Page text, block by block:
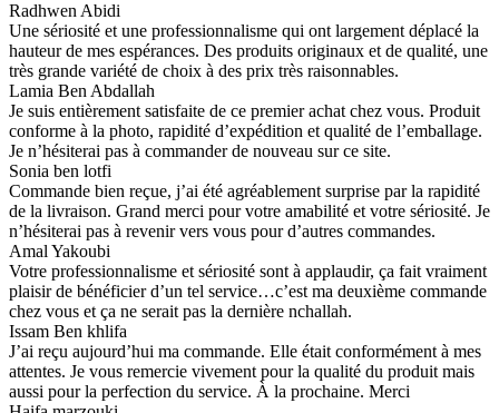
Radhwen Abidi
Une sériosité et une professionnalisme qui ont largement déplacé la
hauteur de mes espérances. Des produits originaux et de qualité, une
très grande variété de choix à des prix très raisonnables.
Lamia Ben Abdallah
Je suis entièrement satisfaite de ce premier achat chez vous. Produit
conforme à la photo, rapidité d’expédition et qualité de l’emballage.
Je n’hésiterai pas à commander de nouveau sur ce site.
Sonia ben lotfi
Commande bien reçue, j’ai été agréablement surprise par la rapidité
de la livraison. Grand merci pour votre amabilité et votre sériosité. Je
n’hésiterai pas à revenir vers vous pour d’autres commandes.
Amal Yakoubi
Votre professionnalisme et sériosité sont à applaudir, ça fait vraiment
plaisir de bénéficier d’un tel service…c’est ma deuxième commande
chez vous et ça ne serait pas la dernière nchallah.
Issam Ben khlifa
J’ai reçu aujourd’hui ma commande. Elle était conformément à mes
attentes. Je vous remercie vivement pour la qualité du produit mais
aussi pour la perfection du service. À la prochaine. Merci